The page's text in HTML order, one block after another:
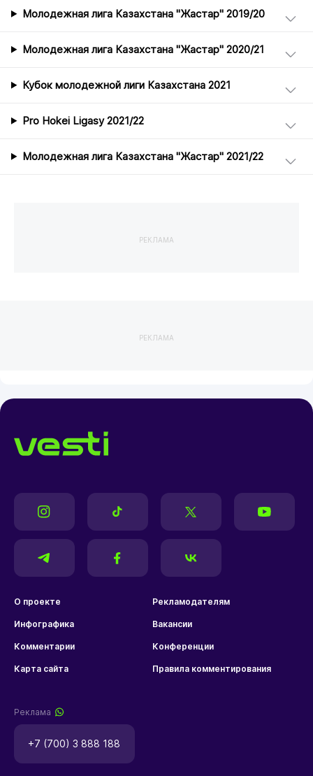
Молодежная лига Казахстана "Жастар" 2019/20
Молодежная лига Казахстана "Жастар" 2020/21
Кубок молодежной лиги Казахстана 2021
Pro Hokei Ligasy 2021/22
Молодежная лига Казахстана "Жастар" 2021/22
РЕКЛАМА
РЕКЛАМА
О проекте Рекламодателям
Инфографика Вакансии
Комментарии Конференции
Карта сайта Правила комментирования
Реклама
+7 (700) 3 888 188